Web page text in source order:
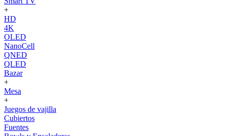
+
HD
4K
OLED
NanoCell
QNED
QLED
Bazar
+
Mesa
+
Juegos de vajilla
Cubiertos
Fuentes